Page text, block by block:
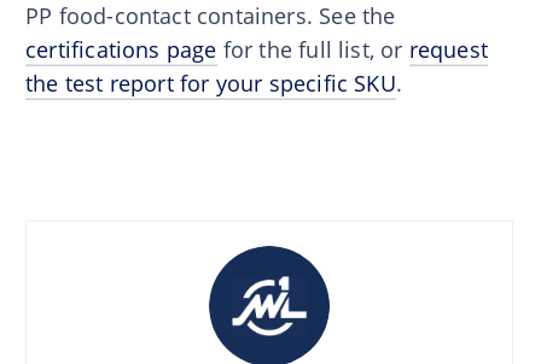
PP food-contact containers. See the
certifications page for the full list, or request
the test report for your specific SKU.